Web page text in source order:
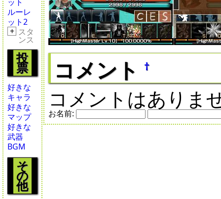
ルーレ
ット2
+ スタ
ンス
投
票
好きな
キャラ
好きな
マップ
好きな
武器
BGM
そ
の
他
コメント †
コメントはありま
お名前: